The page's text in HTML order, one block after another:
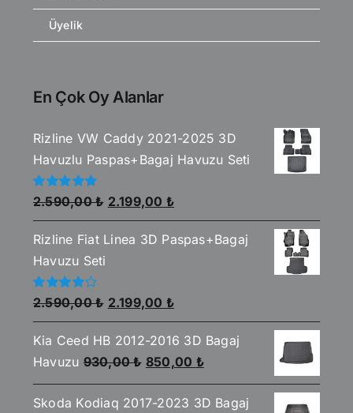
Üyelik
En Çok Oy Alanlar
Rizline VW Caddy 2021-2025 3D
Havuzlu Paspas+Bagaj Havuzu Seti
5
üzerinden
5.00oy aldı
2.590,00₺ Orijinal
fiyat:
2.590,00 ₺.
2.199,00 ₺Şu
andaki
fiyat:
Rizline Fiat Linea 3D Paspas+Bagaj
Havuzu Seti
5
üzerinden
4.00oy
aldı
2.590,00₺ Orijinal
fiyat:
2.590,00 ₺.
2.199,00 ₺Şu
andaki
fiyat:
2.199,00 ₺.
Kia Ceed HB 2012-2016 3D Bagaj
Havuzu 930,00₺ Orijinal
fiyat:
930,00 ₺.
850,00 ₺Şu
andaki
fiyat:
Skoda Kodiaq 2017-2023 3D Bagaj